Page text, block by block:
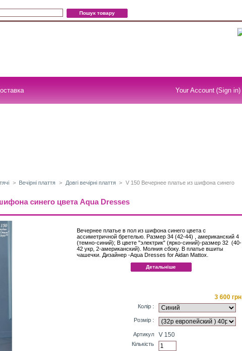
Your Account (Sign in)
> Вечірні плаття > Довгі вечірні плаття > V 150 Вечернее платье из шифона синего
синего цвета Aqua Dresses
Вечернее платье в пол из шифона синего цвета с
ассиметричной бретелью. Размер 34 (42-44) , американский 4
(темно-синий); В цвете "электрик" (ярко-синий)-размер 32 (40-
42 укр, 2-американский). Молния сбоку. В платье вшиты
чашечки. Дизайнер -Aqua Dresses for Aidan Mattox.
Детальніше
3 600 грн
Колір :
Розмір :
Артикул V 150
Кількість